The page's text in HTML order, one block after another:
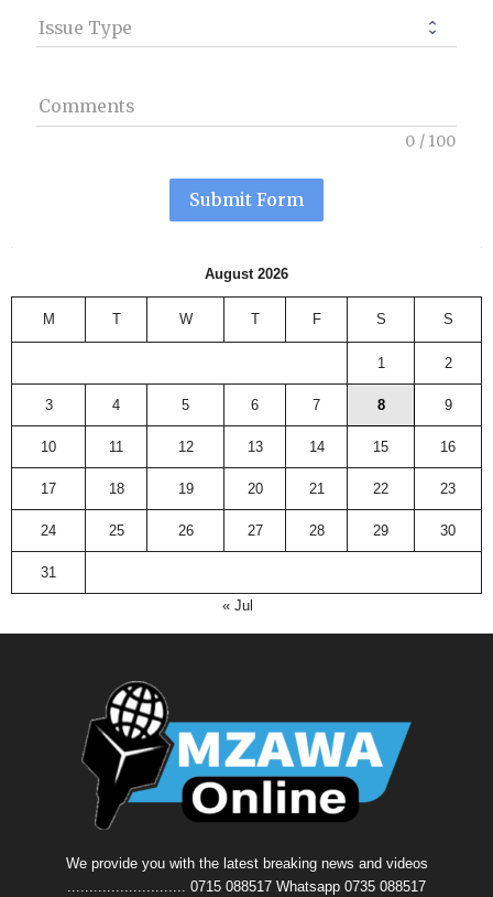
Issue Type
Comments
0 / 100
Submit Form
August 2026
M T W T F S S
1 2
3 4 5 6 7 8 9
10 11 12 13 14 15 16
17 18 19 20 21 22 23
24 25 26 27 28 29 30
31
« Jul
We provide you with the latest breaking news and videos
........................... 0715 088517 Whatsapp 0735 088517